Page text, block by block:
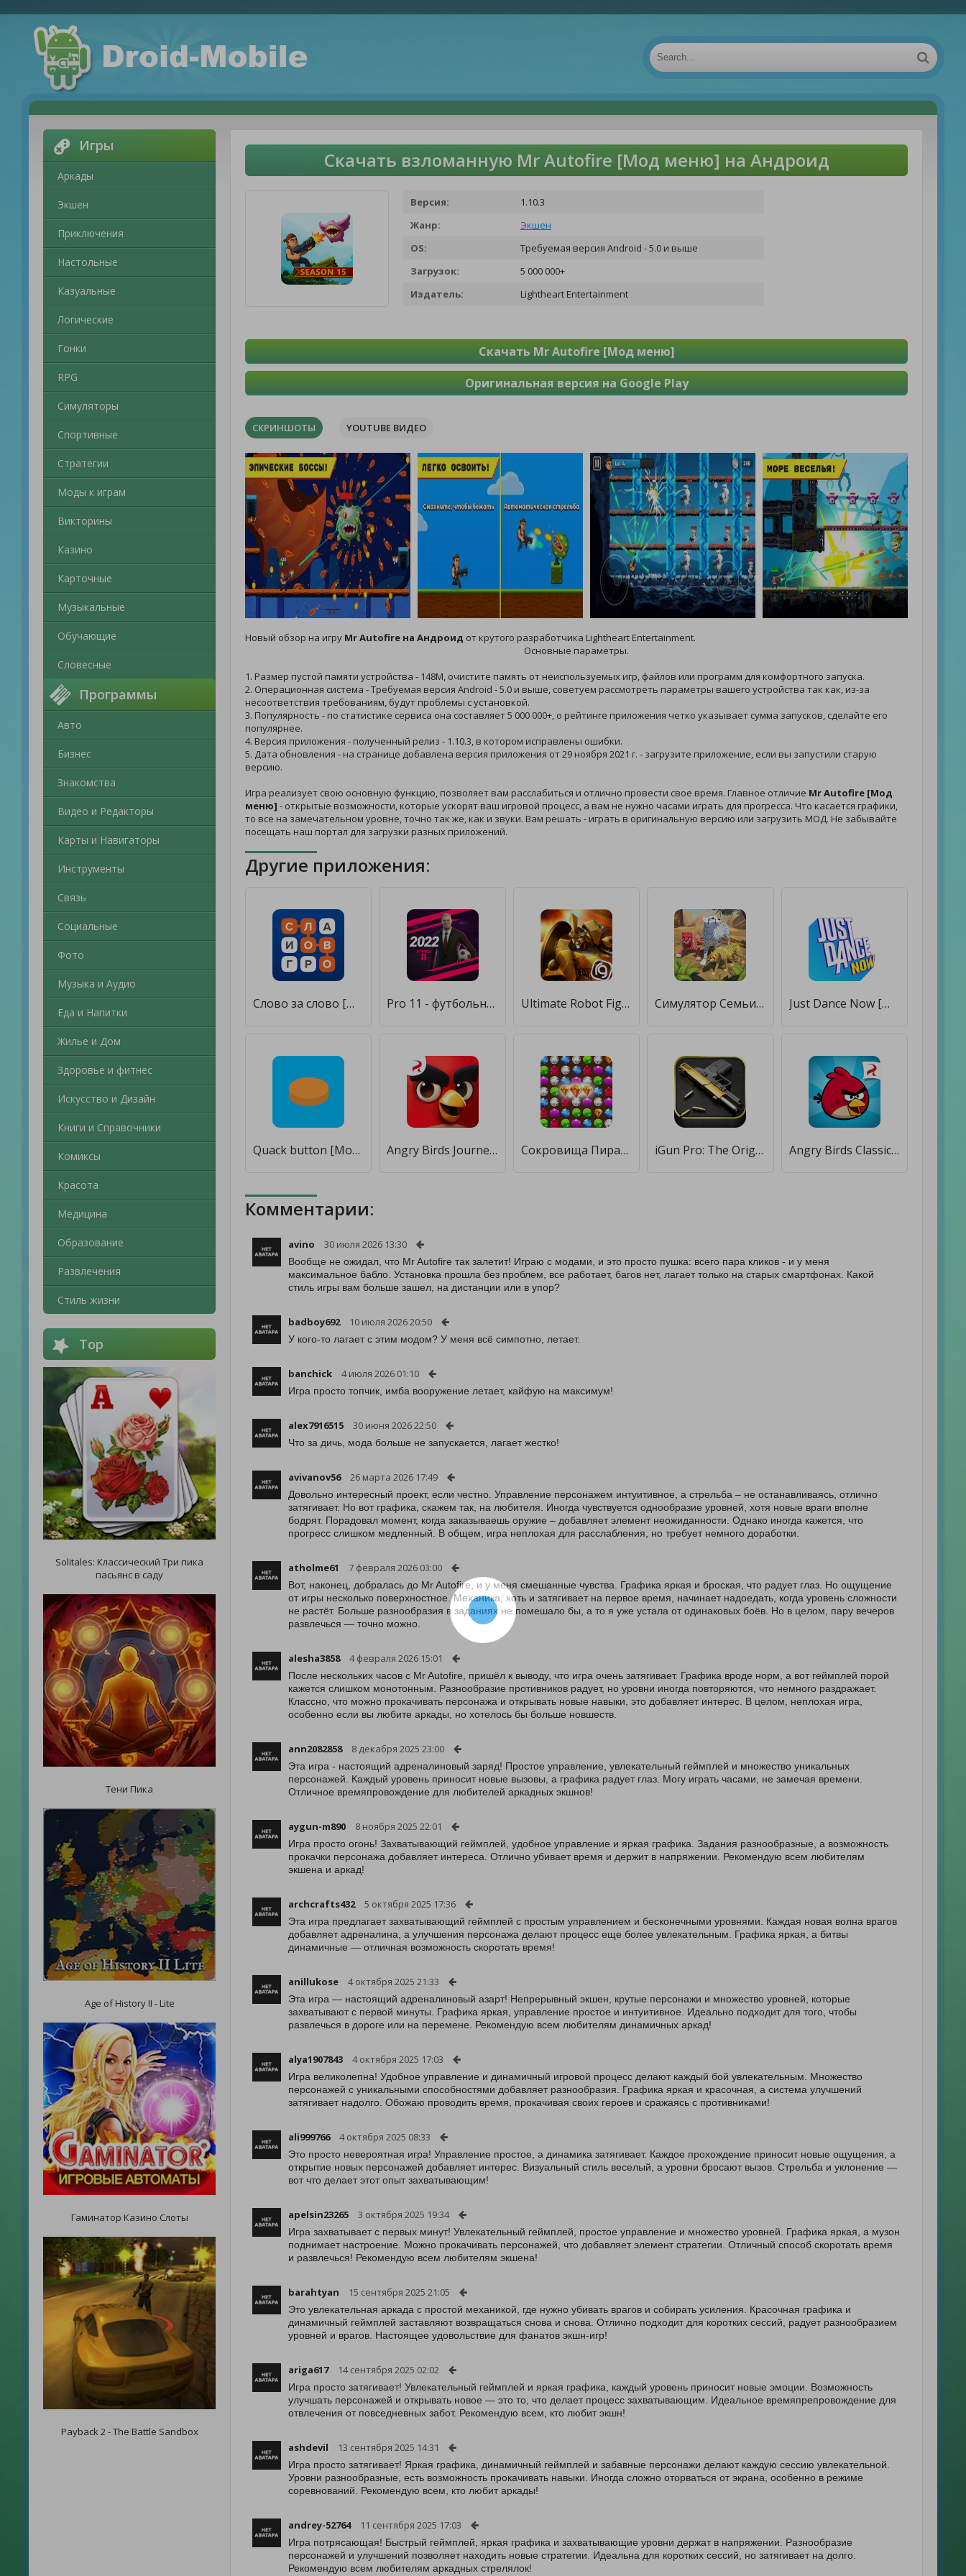
Игры
Аркады
Экшен
Приключения
Настольные
Казуальные
Логические
Гонки
RPG
Симуляторы
Спортивные
Стратегии
Моды к играм
Викторины
Казино
Карточные
Музыкальные
Обучающие
Словесные
Программы
Авто
Бизнес
Знакомства
Видео и Редакторы
Карты и Навигаторы
Инструменты
Связь
Социальные
Фото
Музыка и Аудио
Еда и Напитки
Жилье и Дом
Здоровье и фитнес
Искусство и Дизайн
Книги и Справочники
Комиксы
Красота
Медицина
Образование
Развлечения
Стиль жизни
Top
Solitales: Классический Три пика
пасьянс в саду
Тени Пика
Age of History II - Lite
Гаминатор Казино Слоты
Payback 2 - The Battle Sandbox
Скачать взломанную Mr Autofire [Мод меню] на Андроид
Версия:
1.10.3
Жанр:
Экшен
OS:
Требуемая версия Android - 5.0 и выше
Загрузок:
5 000 000+
Издатель:
Lightheart Entertainment
Скачать Mr Autofire [Мод меню]
Оригинальная версия на Google Play
СКРИНШОТЫ YOUTUBE ВИДЕО
Новый обзор на игру Mr Autofire на Андроид от крутого разработчика Lightheart Entertainment.
Основные параметры.
1. Размер пустой памяти устройства - 148M, очистите память от неиспользуемых игр, файлов или программ для комфортного запуска.
2. Операционная система - Требуемая версия Android - 5.0 и выше, советуем рассмотреть параметры вашего устройства так как, из-за
несоответствия требованиям, будут проблемы с установкой.
3. Популярность - по статистике сервиса она составляет 5 000 000+, о рейтинге приложения четко указывает сумма запусков, сделайте его
популярнее.
4. Версия приложения - полученный релиз - 1.10.3, в котором исправлены ошибки.
5. Дата обновления - на странице добавлена версия приложения от 29 ноября 2021 г. - загрузите приложение, если вы запустили старую
версию.
Игра реализует свою основную функцию, позволяет вам расслабиться и отлично провести свое время. Главное отличие Mr Autofire [Мод
меню] - открытые возможности, которые ускорят ваш игровой процесс, а вам не нужно часами играть для прогресса. Что касается графики,
то все на замечательном уровне, точно так же, как и звуки. Вам решать - играть в оригинальную версию или загрузить МОД. Не забывайте
посещать наш портал для загрузки разных приложений.
Другие приложения:
Слово за слово [Мод меню] Pro 11 - футбольный менеджер [Мод меню] Ultimate Robot Fighting [Мод меню] Cимулятор Семьи Гепарда [Мод меню] Just Dance Now [Мод меню]
Quack button [Мод меню] Angry Birds Journey [Мод меню] Сокровища Пиратов - Три в Ряд [Мод меню] iGun Pro: The Original Gun App [Мод меню] Angry Birds Classic [Мод меню]
Комментарии:
avino 30 июля 2026 13:30
Вообще не ожидал, что Mr Autofire так залетит! Играю с модами, и это просто пушка: всего пара кликов - и у меня
максимальное бабло. Установка прошла без проблем, все работает, багов нет, лагает только на старых смартфонах. Какой
стиль игры вам больше зашел, на дистанции или в упор?
badboy692 10 июля 2026 20:50
У кого-то лагает с этим модом? У меня всё симпотно, летает.
banchick 4 июля 2026 01:10
Игра просто топчик, имба вооружение летает, кайфую на максимум!
alex7916515 30 июня 2026 22:50
Что за дичь, мода больше не запускается, лагает жестко!
avivanov56 26 марта 2026 17:49
Довольно интересный проект, если честно. Управление персонажем интуитивное, а стрельба – не останавливаясь, отлично
затягивает. Но вот графика, скажем так, на любителя. Иногда чувствуется однообразие уровней, хотя новые враги вполне
бодрят. Порадовал момент, когда заказываешь оружие – добавляет элемент неожиданности. Однако иногда кажется, что
прогресс слишком медленный. В общем, игра неплохая для расслабления, но требует немного доработки.
atholme61 7 февраля 2026 03:00
Вот, наконец, добралась до Mr Autofire, и у меня смешанные чувства. Графика яркая и броская, что радует глаз. Но ощущение
от игры несколько поверхностное. Механика, хоть и затягивает на первое время, начинает надоедать, когда уровень сложности
не растёт. Больше разнообразия в заданиях не помешало бы, а то я уже устала от одинаковых боёв. Но в целом, пару вечеров
развлечься — точно можно.
alesha3858 4 февраля 2026 15:01
После нескольких часов с Mr Autofire, пришёл к выводу, что игра очень затягивает. Графика вроде норм, а вот геймплей порой
кажется слишком монотонным. Разнообразие противников радует, но уровни иногда повторяются, что немного раздражает.
Классно, что можно прокачивать персонажа и открывать новые навыки, это добавляет интерес. В целом, неплохая игра,
особенно если вы любите аркады, но хотелось бы больше новшеств.
ann2082858 8 декабря 2025 23:00
Эта игра - настоящий адреналиновый заряд! Простое управление, увлекательный геймплей и множество уникальных
персонажей. Каждый уровень приносит новые вызовы, а графика радует глаз. Могу играть часами, не замечая времени.
Отличное времяпровождение для любителей аркадных экшнов!
aygun-m890 8 ноября 2025 22:01
Игра просто огонь! Захватывающий геймплей, удобное управление и яркая графика. Задания разнообразные, а возможность
прокачки персонажа добавляет интереса. Отлично убивает время и держит в напряжении. Рекомендую всем любителям
экшена и аркад!
archcrafts432 5 октября 2025 17:36
Эта игра предлагает захватывающий геймплей с простым управлением и бесконечными уровнями. Каждая новая волна врагов
добавляет адреналина, а улучшения персонажа делают процесс еще более увлекательным. Графика яркая, а битвы
динамичные — отличная возможность скоротать время!
anillukose 4 октября 2025 21:33
Эта игра — настоящий адреналиновый азарт! Непрерывный экшен, крутые персонажи и множество уровней, которые
захватывают с первой минуты. Графика яркая, управление простое и интуитивное. Идеально подходит для того, чтобы
развлечься в дороге или на перемене. Рекомендую всем любителям динамичных аркад!
alya1907843 4 октября 2025 17:03
Игра великолепна! Удобное управление и динамичный игровой процесс делают каждый бой увлекательным. Множество
персонажей с уникальными способностями добавляет разнообразия. Графика яркая и красочная, а система улучшений
затягивает надолго. Обожаю проводить время, прокачивая своих героев и сражаясь с противниками!
ali999766 4 октября 2025 08:33
Это просто невероятная игра! Управление простое, а динамика затягивает. Каждое прохождение приносит новые ощущения, а
открытие новых персонажей добавляет интерес. Визуальный стиль веселый, а уровни бросают вызов. Стрельба и уклонение —
вот что делает этот опыт захватывающим!
apelsin23265 3 октября 2025 19:34
Игра захватывает с первых минут! Увлекательный геймплей, простое управление и множество уровней. Графика яркая, а музон
поднимает настроение. Можно прокачивать персонажей, что добавляет элемент стратегии. Отличный способ скоротать время
и развлечься! Рекомендую всем любителям экшена!
barahtyan 15 сентября 2025 21:05
Это увлекательная аркада с простой механикой, где нужно убивать врагов и собирать усиления. Красочная графика и
динамичный геймплей заставляют возвращаться снова и снова. Отлично подходит для коротких сессий, радует разнообразием
уровней и врагов. Настоящее удовольствие для фанатов экшн-игр!
ariga617 14 сентября 2025 02:02
Игра просто затягивает! Увлекательный геймплей и яркая графика, каждый уровень приносит новые эмоции. Возможность
улучшать персонажей и открывать новое — это то, что делает процесс захватывающим. Идеальное времяпрепровождение для
отвлечения от повседневных забот. Рекомендую всем, кто любит экшн!
ashdevil 13 сентября 2025 14:31
Игра просто затягивает! Яркая графика, динамичный геймплей и забавные персонажи делают каждую сессию увлекательной.
Уровни разнообразные, есть возможность прокачивать навыки. Иногда сложно оторваться от экрана, особенно в режиме
соревнований. Рекомендую всем, кто любит аркады!
andrey-52764 11 сентября 2025 17:03
Игра потрясающая! Быстрый геймплей, яркая графика и захватывающие уровни держат в напряжении. Разнообразие
персонажей и улучшений позволяет находить новые стратегии. Идеальна для коротких сессий, но затягивает на долго.
Рекомендую всем любителям аркадных стрелялок!